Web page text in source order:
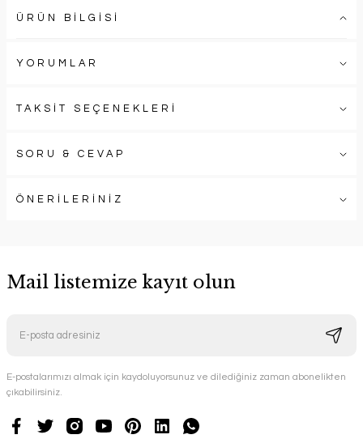
ÜRÜN BİLGİSİ
YORUMLAR
TAKSİT SEÇENEKLERİ
SORU & CEVAP
ÖNERİLERİNİZ
Mail listemize kayıt olun
E-postalarımızı almak için kaydoluyorsunuz ve dilediğiniz zaman abonelikten
çıkabilirsiniz.